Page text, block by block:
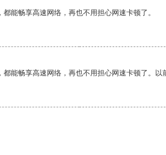
能畅享高速网络，再也不用担心网速卡顿了。
能畅享高速网络，再也不用担心网速卡顿了。